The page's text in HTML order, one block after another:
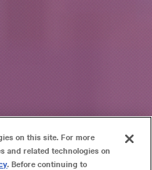
on this site. For more
and related technologies on
. Before continuing to